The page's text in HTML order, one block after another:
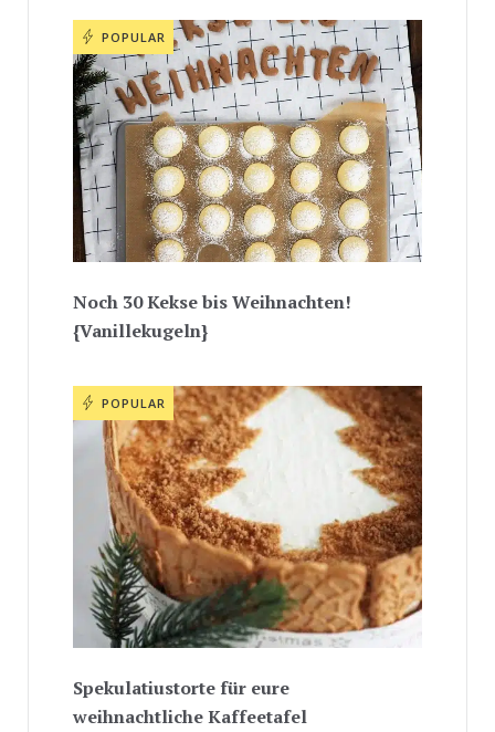
POPULAR
Noch 30 Kekse bis Weihnachten!
{Vanillekugeln}
POPULAR
Spekulatiustorte für eure
weihnachtliche Kaffeetafel